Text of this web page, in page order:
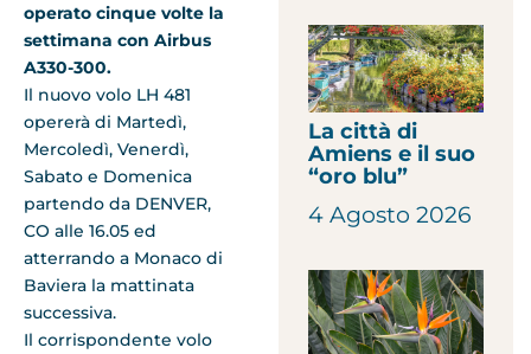
operato cinque volte la
settimana con Airbus
A330-300.
Il nuovo volo LH 481
opererà di Martedì,
Mercoledì, Venerdì,
Sabato e Domenica
partendo da DENVER,
CO alle 16.05 ed
atterrando a Monaco di
Baviera la mattinata
successiva.
Il corrispondente volo
La città di
Amiens e il suo
“oro blu”
4 Agosto 2026